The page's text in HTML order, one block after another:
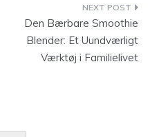
Den Bærbare Smoothie
Blender: Et Uundværligt
Værktøj i Familielivet